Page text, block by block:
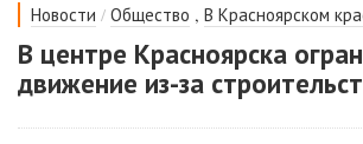
Новости / Общество , В Красноярском
В центре Красноярска
движение из-за